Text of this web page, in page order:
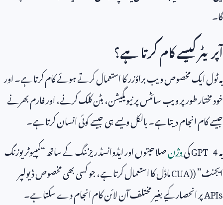
گا۔
آپریٹر کیسے کام کرتا ہے؟
یہ ٹول ایک مخصوص ویب براؤزر کا استعمال کرتے ہوئے کام کرتا ہے۔ اور
خود مختار طور پر ویب سائٹس پر نیویگیشن، بٹن کلک کرنے، اور فارم بھرنے
جیسے کام انجام دیتا ہے۔ بالکل ویسے ہی جیسے کوئی انسان کرتا ہے۔
یہGPT-4کیوژنصلاحیتوں اور ایڈوانسڈ ریزننگ کے ساتھ “کمپیوٹر یوزنگ
ایجنٹ” (CUA)ماڈل کا استعمال کرتا ہے، جو کسی بھی مخصوص ڈیولپر
APIsپر انحصار کیے بغیر مختلف آن لائن کام انجام دے سکتا ہے۔